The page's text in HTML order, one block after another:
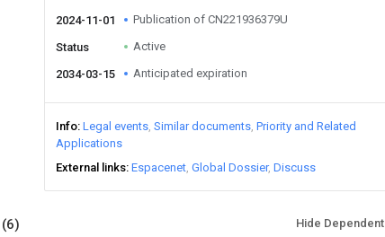
2024-11-01 Publication of CN221936379U
Status Active
2034-03-15 Anticipated expiration
Info Legal events Similar documents Priority and Related
Applications
External links Espacenet Global Dossier Discuss
(6) Hide Dependent